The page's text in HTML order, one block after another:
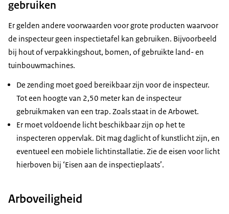
gebruiken
Er gelden andere voorwaarden voor grote producten waarvoor
de inspecteur geen inspectietafel kan gebruiken. Bijvoorbeeld
bij hout of verpakkingshout, bomen, of gebruikte land- en
tuinbouwmachines.
De zending moet goed bereikbaar zijn voor de inspecteur.
Tot een hoogte van 2,50 meter kan de inspecteur
gebruikmaken van een trap. Zoals staat in de Arbowet.
Er moet voldoende licht beschikbaar zijn op het te
inspecteren oppervlak. Dit mag daglicht of kunstlicht zijn, en
eventueel een mobiele lichtinstallatie. Zie de eisen voor licht
hierboven bij ‘Eisen aan de inspectieplaats’.
Arboveiligheid